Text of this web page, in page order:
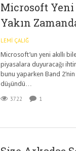
Microsoft
Yakın
LEMI ÇALIĞ
Microsoft’un yeni akıllı
piyasalara duyuracağı
bunu yaparken Band
düşündü…
3722 1